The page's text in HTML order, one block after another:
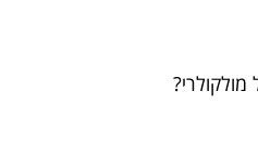
מולקולרי?